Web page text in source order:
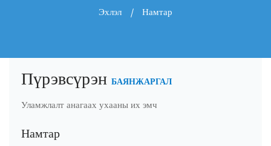
Эхлэл Намтар
Пүрэвсүрэн БАЯНЖАРГАЛ
Уламжлалт анагаах ухааны их эмч
Намтар